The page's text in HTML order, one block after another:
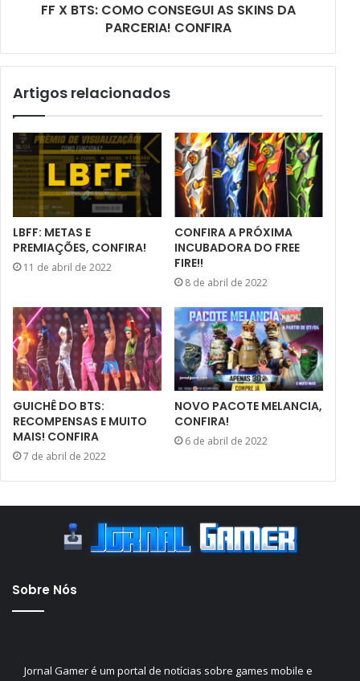
FF X BTS: COMO CONSEGUI AS SKINS DA
PARCERIA! CONFIRA
Artigos relacionados
LBFF: METAS E
PREMIAÇÕES, CONFIRA!
11 de abril de 2022
CONFIRA A PRÓXIMA
INCUBADORA DO FREE
FIRE!!
8 de abril de 2022
GUICHÊ DO BTS:
RECOMPENSAS E MUITO
MAIS! CONFIRA
7 de abril de 2022
NOVO PACOTE MELANCIA,
CONFIRA!
6 de abril de 2022
Sobre Nós
Jornal Gamer é um portal de notícias sobre games mobile e